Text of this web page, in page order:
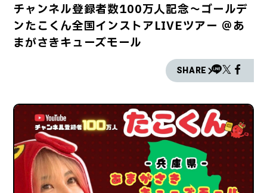
チャンネル登録者数100万人記念〜ゴールデ
ンたこくん全国インストアLIVEツアー ＠あ
まがさきキューズモール
SHARE